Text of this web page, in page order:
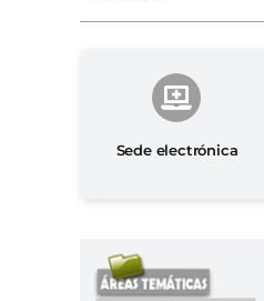
Sede electrónica